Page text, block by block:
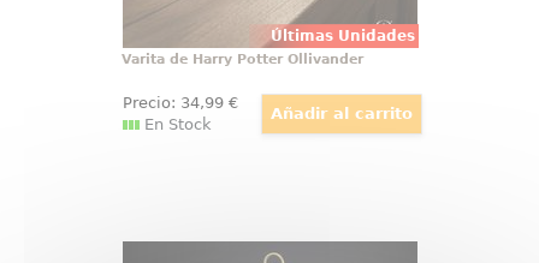
Últimas Unidades
Varita de Harry Potter Ollivander
Precio: 34,99€
En Stock
Giratiempos de Hermione